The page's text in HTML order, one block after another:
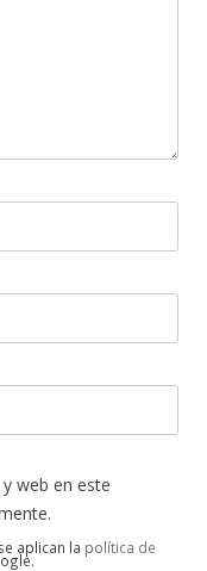
web en este
aplican la política de